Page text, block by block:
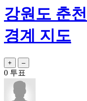
강원도 춘
경계 지도
0 투표